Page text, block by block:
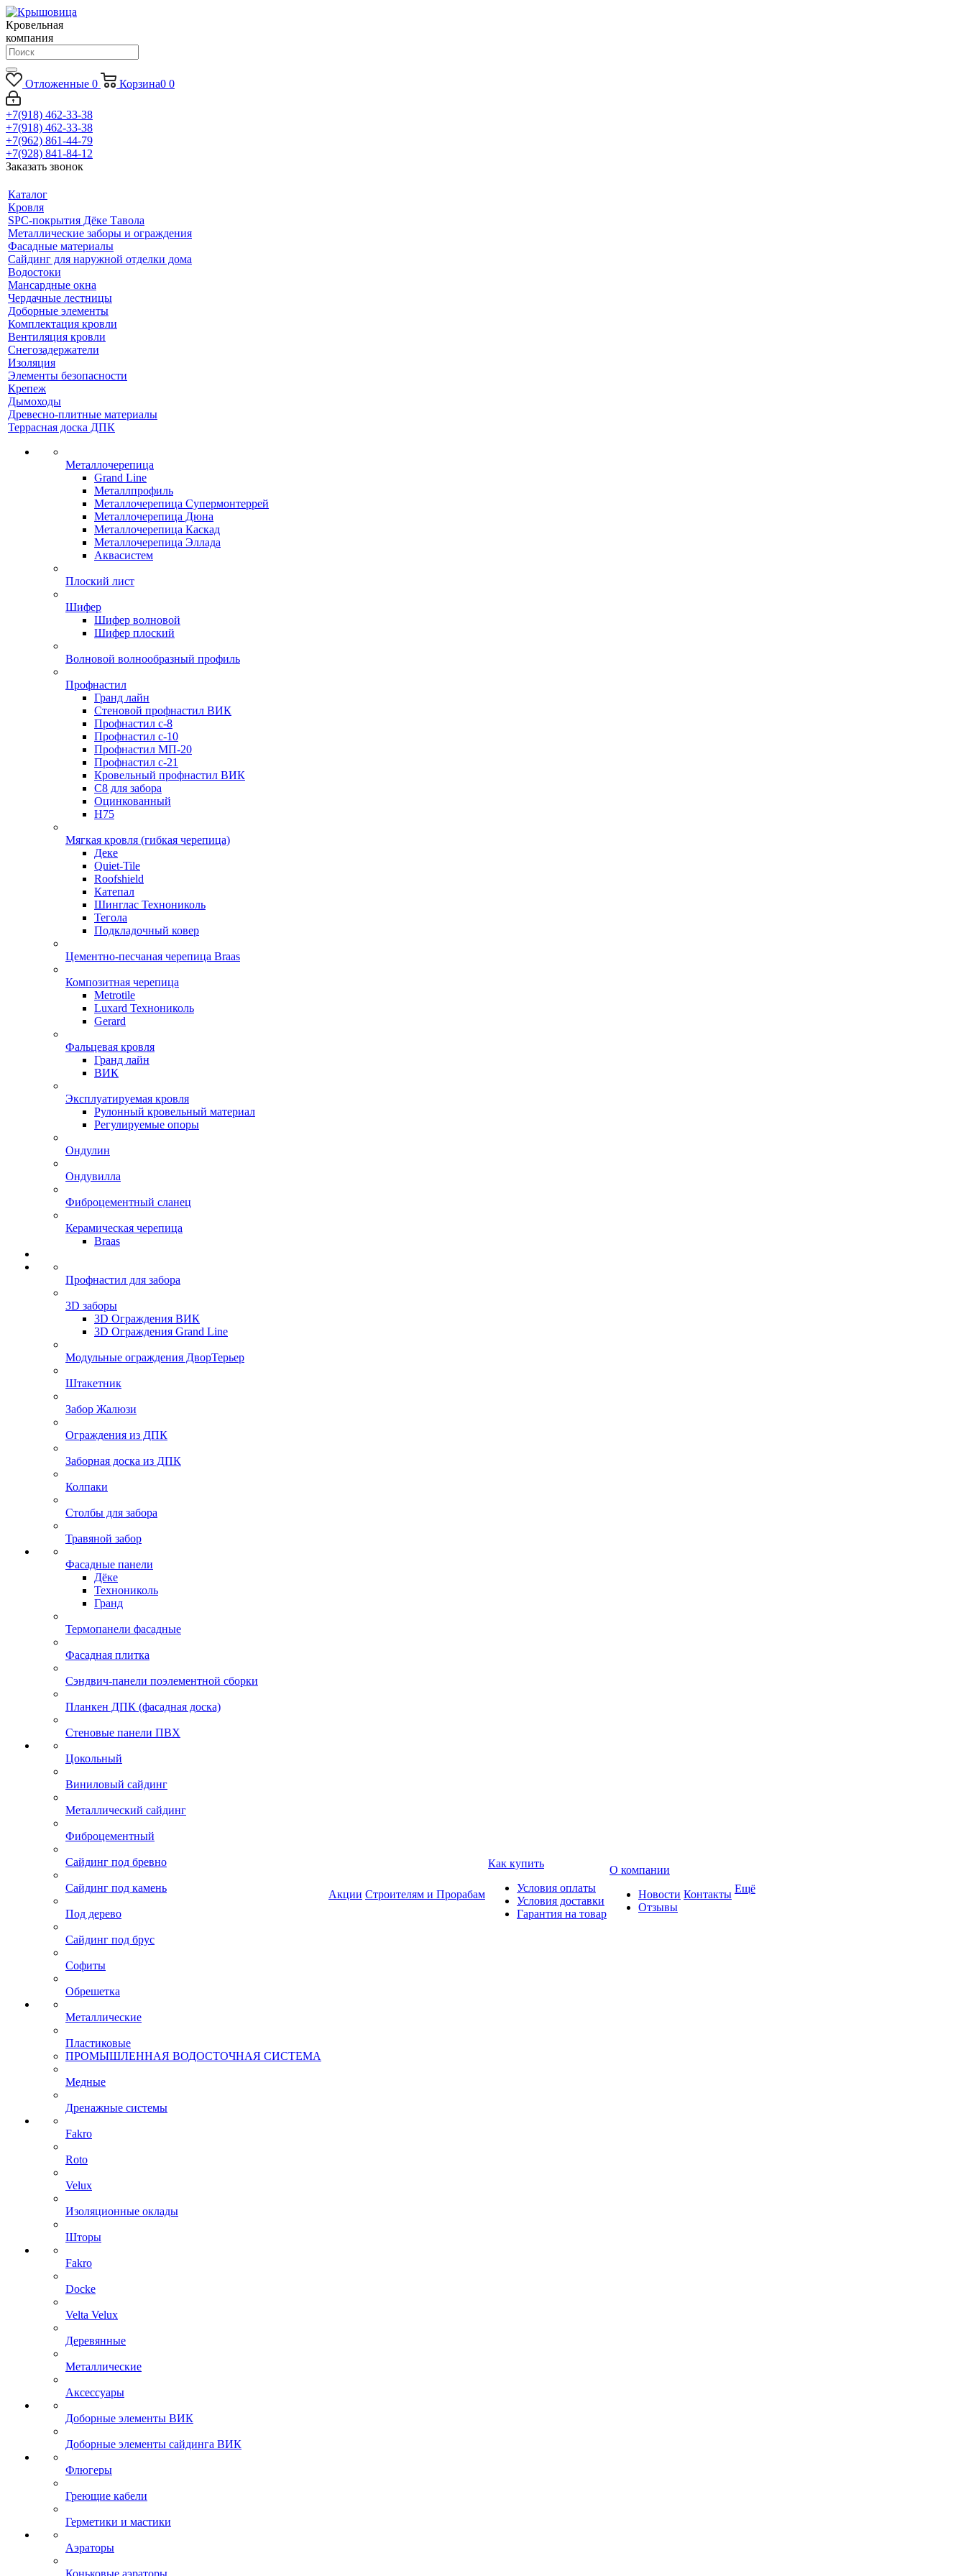
Кровельная
компания
Отложенные 0 Корзина0 0
+7(918) 462-33-38
+7(918) 462-33-38
+7(962) 861-44-79
+7(928) 841-84-12
Заказать звонок
Каталог
Кровля
SPC-покрытия Дёке Тавола
Металлические заборы и ограждения
Фасадные материалы
Сайдинг для наружной отделки дома
Водостоки
Мансардные окна
Чердачные лестницы
Доборные элементы
Комплектация кровли
Вентиляция кровли
Снегозадержатели
Изоляция
Элементы безопасности
Крепеж
Дымоходы
Древесно-плитные материалы
Террасная доска ДПК
Металлочерепица
Grand Line
Металлпрофиль
Металлочерепица Супермонтеррей
Металлочерепица Дюна
Металлочерепица Каскад
Металлочерепица Эллада
Аквасистем
Плоский лист
Шифер
Шифер волновой
Шифер плоский
Волновой волнообразный профиль
Профнастил
Гранд лайн
Стеновой профнастил ВИК
Профнастил с-8
Профнастил с-10
Профнастил МП-20
Профнастил с-21
Кровельный профнастил ВИК
С8 для забора
Оцинкованный
Н75
Мягкая кровля (гибкая черепица)
Деке
Quiet-Tile
Roofshield
Катепал
Шинглас Технониколь
Тегола
Подкладочный ковер
Цементно-песчаная черепица Braas
Композитная черепица
Metrotile
Luxard Технониколь
Gerard
Фальцевая кровля
Гранд лайн
ВИК
Эксплуатируемая кровля
Рулонный кровельный материал
Регулируемые опоры
Ондулин
Ондувилла
Фиброцементный сланец
Керамическая черепица
Braas
Профнастил для забора
3D заборы
3D Ограждения ВИК
3D Ограждения Grand Line
Модульные ограждения ДворТерьер
Штакетник
Забор Жалюзи
Ограждения из ДПК
Заборная доска из ДПК
Колпаки
Столбы для забора
Травяной забор
Фасадные панели
Дёке
Технониколь
Гранд
Термопанели фасадные
Фасадная плитка
Сэндвич-панели поэлементной сборки
Планкен ДПК (фасадная доска)
Стеновые панели ПВХ
Цокольный
Виниловый сайдинг
Металлический сайдинг
Фиброцементный
Сайдинг под бревно
Сайдинг под камень
Под дерево
Сайдинг под брус
Софиты
Обрешетка
Металлические
Пластиковые
ПРОМЫШЛЕННАЯ ВОДОСТОЧНАЯ СИСТЕМА
Медные
Дренажные системы
Fakro
Roto
Velux
Изоляционные оклады
Шторы
Fakro
Docke
Velta Velux
Деревянные
Металлические
Аксессуары
Доборные элементы ВИК
Доборные элементы сайдинга ВИК
Флюгеры
Греющие кабели
Герметики и мастики
Аэраторы
Коньковые аэраторы
Акции Строителям и Прорабам
Как купить
Условия оплаты
Условия доставки
Гарантия на товар
О компании
Новости
Отзывы
Контакты Ещё